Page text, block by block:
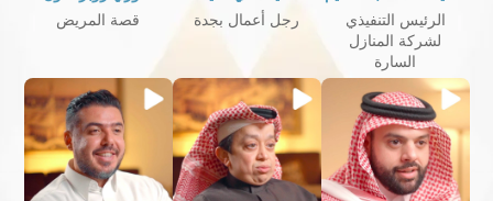
الرئيس التنفيذي
لشركة المنازل
السارة
رجل أعمال بجدة
قصة المريض